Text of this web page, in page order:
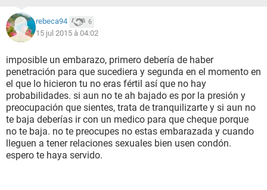
rebeca94 6
15 jul 2015 à 04:02
imposible un embarazo, primero debería de haber
penetración para que sucediera y segunda en el momento en
el que lo hicieron tu no eras fértil así que no hay
probabilidades. si aun no te ah bajado es por la presión y
preocupación que sientes, trata de tranquilizarte y si aun no
te baja deberías ir con un medico para que cheque porque
no te baja. no te preocupes no estas embarazada y cuando
lleguen a tener relaciones sexuales bien usen condón.
espero te haya servido.